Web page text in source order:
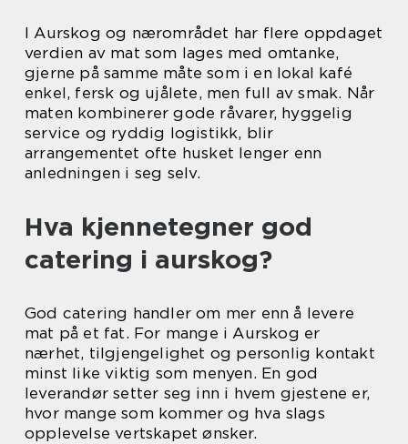
I Aurskog og nærområdet har flere oppdaget
verdien av mat som lages med omtanke,
gjerne på samme måte som i en lokal kafé
enkel, fersk og ujålete, men full av smak. Når
maten kombinerer gode råvarer, hyggelig
service og ryddig logistikk, blir
arrangementet ofte husket lenger enn
anledningen i seg selv.
Hva kjennetegner god
catering i aurskog?
God catering handler om mer enn å levere
mat på et fat. For mange i Aurskog er
nærhet, tilgjengelighet og personlig kontakt
minst like viktig som menyen. En god
leverandør setter seg inn i hvem gjestene er,
hvor mange som kommer og hva slags
opplevelse vertskapet ønsker.